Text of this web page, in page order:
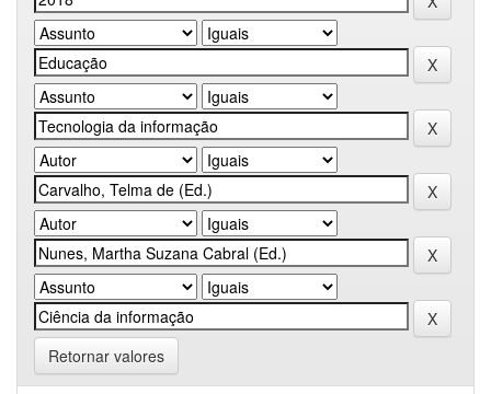
Retornar valores